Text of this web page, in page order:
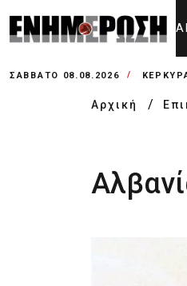
ΣΆΒΒΑΤΟ 08.08.2026
Αρχική